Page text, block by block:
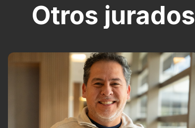
Otros jurados